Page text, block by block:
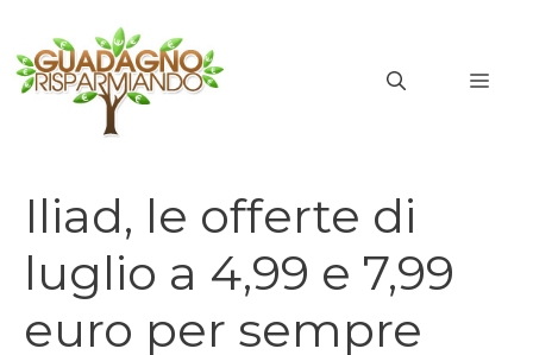
contenuto
Iliad, le offerte di
luglio a 4,99 e 7,99
euro per sempre